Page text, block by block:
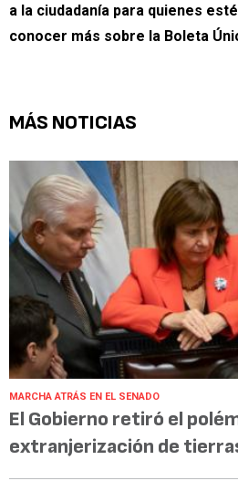
a la ciudadanía para quienes
conocer más sobre la Boleta
MÁS NOTICIAS
MARCHA ATRÁS EN EL SENADO
El Gobierno retiró el
extranjerización de